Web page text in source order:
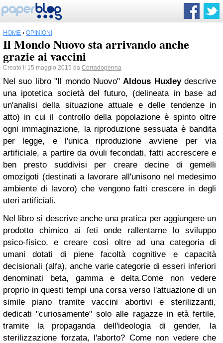
HOME › OPINIONI
Il Mondo Nuovo sta arrivando anche
grazie ai vaccini
Creato il 15 maggio 2015 da Corradopenna
Nel suo libro "Il mondo Nuovo"Aldous Huxleydescrive
una ipotetica società del futuro, (delineata in base ad
un'analisi della situazione attuale e delle tendenze in
atto) in cui il controllo della popolazione è spinto oltre
ogni immaginazione, la riproduzione sessuata è bandita
per legge, e l'unica riproduzione avviene per via
artificiale, a partire da ovuli fecondati, fatti accrescere e
ben presto suddivisi per creare decine di gemelli
omozigoti (destinati a lavorare all'unisono nel medesimo
ambiente di lavoro) che vengono fatti crescere in degli
uteri artificiali.
Nel libro si descrive anche una pratica per aggiungere un
prodotto chimico ai feti onde rallentarne lo sviluppo
psico-fisico, e creare così oltre ad una categoria di
umani dotati di piene facoltà cognitive e capacità
decisionali (alfa), anche varie categorie di esseri inferiori
denominati beta, gamma e delta.Come non vedere
proprio in questi tempi una corsa verso l'attuazione di un
simile piano tramite vaccini abortivi e sterilizzanti,
dedicati "curiosamente" solo alle ragazze in età fertile,
tramite la propaganda dell'ideologia di gender, la
sterilizzazione forzata, l'aborto? Come non vedere che